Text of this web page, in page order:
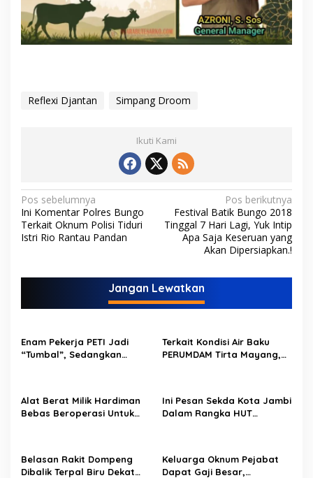
Reflexi Djantan Simpang Droom
Ikuti Kami
N
a
v
g
i
p
s
Pos sebelumnya
Ini Komentar Polres Bungo
Terkait Oknum Polisi Tiduri
Istri Rio Rantau Pandan
Pos berikutnya
Festival Batik Bungo 2018
Tinggal 7 Hari Lagi, Yuk Intip
Apa Saja Keseruan yang
Akan Dipersiapkan.!
Jangan Lewatkan
Enam Pekerja PETI Jadi
“Tumbal”, Sedangkan
Terkait Kondisi Air Baku
PERUMDAM Tirta Mayang,
Alat Berat Milik Hardiman
Bebas Beroperasi Untuk
Ini Pesan Sekda Kota Jambi
Dalam Rangka HUT
Belasan Rakit Dompeng
Dibalik Terpal Biru Dekat
Keluarga Oknum Pejabat
Dapat Gaji Besar,